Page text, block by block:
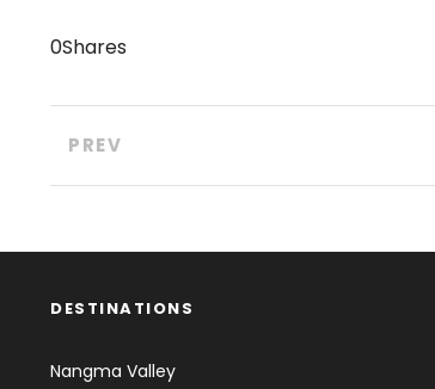
0Shares
PREV
DESTINATIONS
Nangma Valley